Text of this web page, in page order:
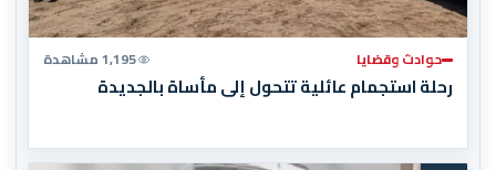
حوادث وقضايا 1,195 مشاهدة
رحلة استجمام عائلية تتحول إلى مأساة بالجديدة